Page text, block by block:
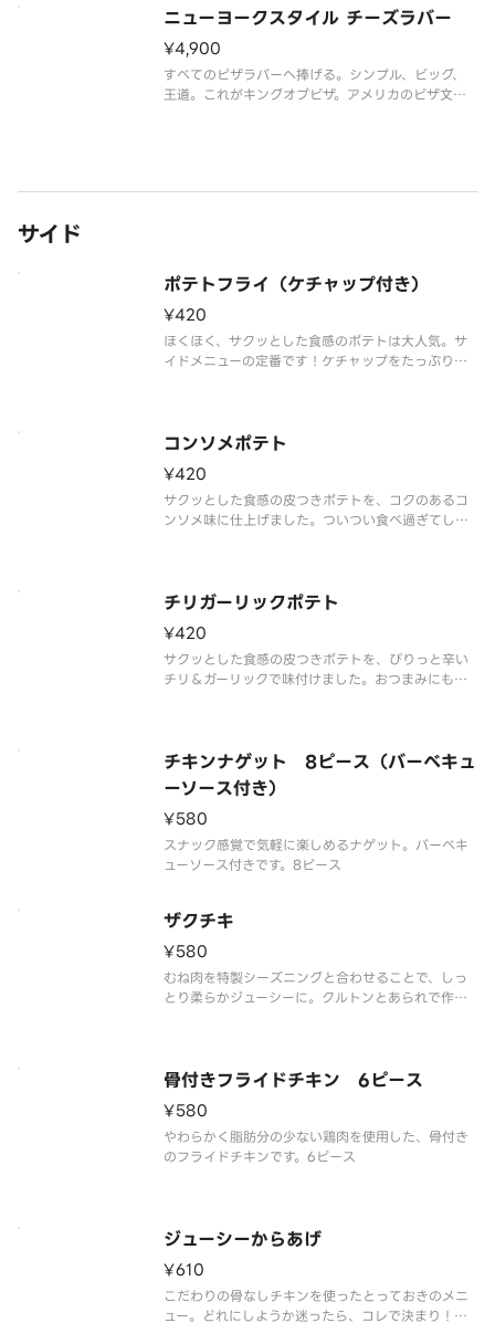
ニューヨークスタイル チーズラバー
¥4,900
すべてのピザラバーへ捧げる。シンプル、ビッグ、
王道。これがキングオブピザ。アメリカのピザ文化
サイド
ポテトフライ（ケチャップ付き）
¥420
ほくほく、サクッとした食感のポテトは大人気。サ
イドメニューの定番です！ケチャップをたっぷりつ
コンソメポテト
¥420
サクッとした食感の皮つきポテトを、コクのあるコ
ンソメ味に仕上げました。ついつい食べ過ぎてしま
チリガーリックポテト
¥420
サクッとした食感の皮つきポテトを、ぴりっと辛い
チリ＆ガーリックで味付けました。おつまみにもぴ
チキンナゲット 8ピース（バーベキュ
ーソース付き）
¥580
スナック感覚で気軽に楽しめるナゲット。バーベキ
ューソース付きです。8ピース
ザクチキ
¥580
むね肉を特製シーズニングと合わせることで、しっ
とり柔らかジューシーに。クルトンとあられで作っ
骨付きフライドチキン 6ピース
¥580
やわらかく脂肪分の少ない鶏肉を使用した、骨付き
のフライドチキンです。6ピース
ジューシーからあげ
¥610
こだわりの骨なしチキンを使ったとっておきのメニ
ュー。どれにしようか迷ったら、コレで決まり！ジ